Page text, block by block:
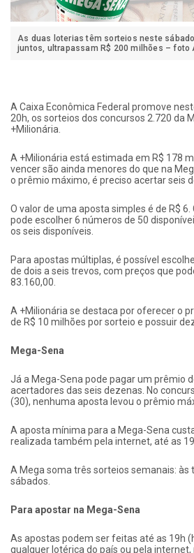
As duas loterias têm sorteios neste
juntos, ultrapassam R$ 200 milhões – foto
A Caixa Econômica Federal promove
20h, os sorteios dos concursos 2.720 da
+Milionária.
A +Milionária está estimada em R$ 178
vencer são ainda menores do que na
o prêmio máximo, é preciso acertar seis
O valor de uma aposta simples é de R$
pode escolher 6 números de 50
os seis disponíveis.
Para apostas múltiplas, é possível
de dois a seis trevos, com preços que
83.160,00.
A +Milionária se destaca por oferecer o
de R$ 10 milhões por sorteio e possuir
Mega-Sena
Já a Mega-Sena pode pagar um prêmio
acertadores das seis dezenas. No
(30), nenhuma aposta levou o prêmio
A aposta mínima para a Mega-Sena
realizada também pela internet, até as
A Mega soma três sorteios semanais: às
sábados.
Para apostar na Mega-Sena
As apostas podem ser feitas até as 19h
qualquer lotérica do país ou pela internet,